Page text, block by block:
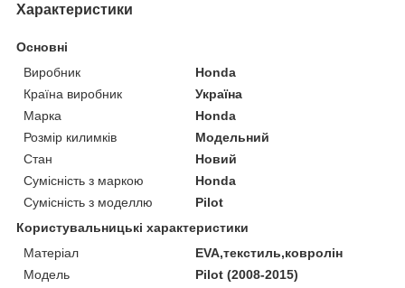
Характеристики
Основні
Виробник
Honda
Країна виробник
Україна
Марка
Honda
Розмір килимків
Модельний
Стан
Новий
Сумісність з маркою
Honda
Сумісність з моделлю
Pilot
Користувальницькі характеристики
Матеріал
EVA,текстиль,ковролін
Мoдель
Pilot (2008-2015)